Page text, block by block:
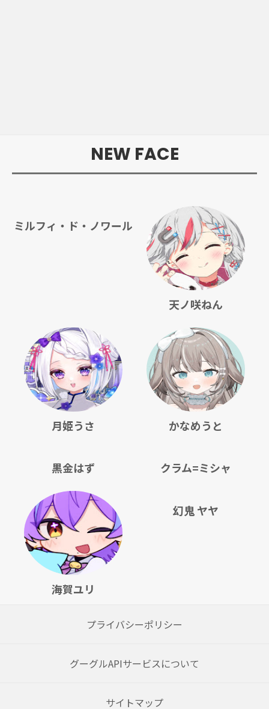
NEW FACE
ミルフィ・ド・ノワール
天ノ咲ねん
月姫うさ かなめうと
黒金はず クラム=ミシャ
海賀ユリ
幻鬼 ヤヤ
プライバシーポリシー
グーグルAPIサービスについて
サイトマップ